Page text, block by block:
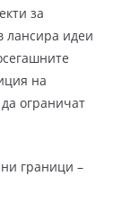
за
лансира идеи
на
ограничат
граници –